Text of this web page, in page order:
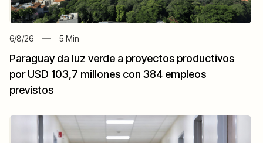
6/8/26 5 Min
Paraguay da luz verde a proyectos productivos
por USD 103,7 millones con 384 empleos
previstos